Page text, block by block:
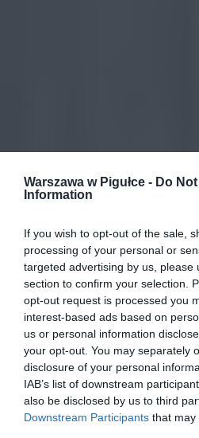
Warszawa w Pigułce - Do
Information
If you wish to opt-out of the sale,
processing of your personal or
targeted advertising by us, please
section to confirm your selection.
opt-out request is processed you
interest-based ads based on
us or personal information
your opt-out. You may separately
disclosure of your personal
IAB’s list of downstream
also be disclosed by us to third
Downstream Participants that may